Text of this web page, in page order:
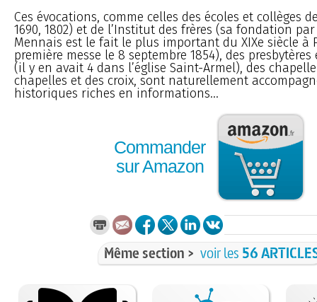
Ces évocations, comme celles des écoles et collèges
1690, 1802) et de l’Institut des frères (sa fondation par
Mennais est le fait le plus important du XIXe siècle à
première messe le 8 septembre 1854), des
(il y en avait 4 dans l’église Saint-Armel), des
chapelles et des croix, sont naturellement
historiques riches en informations...
Commander
sur Amazon
Même section > voir les 56